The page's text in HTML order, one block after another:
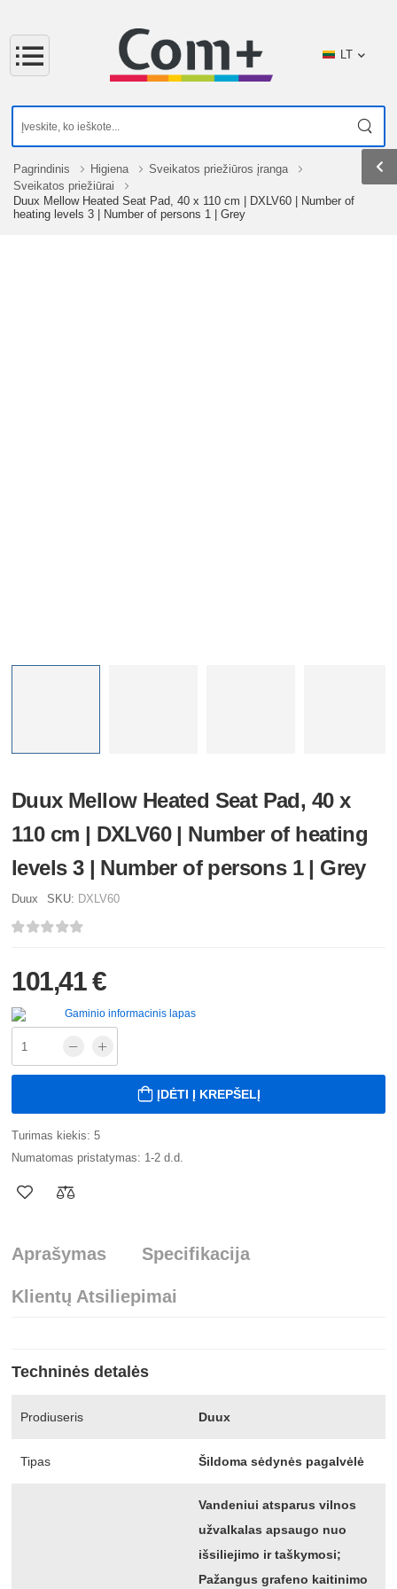
LT
Pagrindinis Higiena
Sveikatos priežiūros įranga
Sveikatos priežiūrai
Duux Mellow Heated Seat Pad, 40 x 110 cm | DXLV60 | Number of
heating levels 3 | Number of persons 1 | Grey
Duux Mellow Heated Seat Pad, 40 x
110 cm | DXLV60 | Number of heating
levels 3 | Number of persons 1 | Grey
Duux SKU: DXLV60
101,41 €
Gaminio informacinis lapas
ĮDĖTI Į KREPŠELĮ
Turimas kiekis: 5
Numatomas pristatymas: 1-2 d.d.
Aprašymas Specifikacija
Klientų Atsiliepimai
Techninės detalės
Prodiuseris Duux
Tipas Šildoma sėdynės pagalvėlė
Vandeniui atsparus vilnos
užvalkalas apsaugo nuo
išsiliejimo ir taškymosi;
Pažangus grafeno kaitinimo